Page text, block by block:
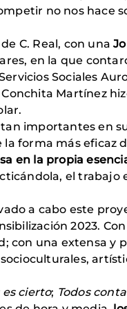
no nos hace
C. Real, con una
en la que
Sociales
Martínez
importantes en
la forma más eficaz
en la propia
el trabajo
a cabo este
2023.
con una extensa y
es cierto; Todos